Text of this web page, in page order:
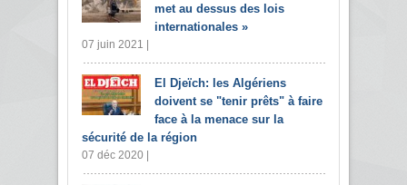
met au dessus des lois
internationales »
07 juin 2021 |
El Djeïch: les Algériens
doivent se "tenir prêts" à faire
face à la menace sur la
sécurité de la région
07 déc 2020 |